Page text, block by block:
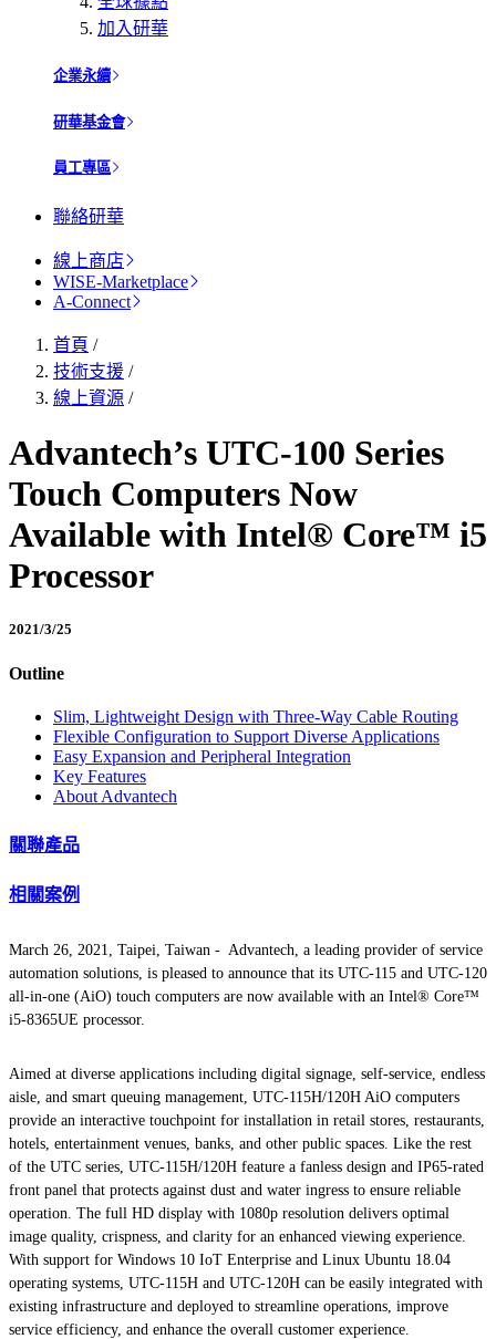
加入研華
企業永續
研華基金會
員工專區
聯絡研華
線上商店
WISE-Marketplace
A-Connect
首頁 /
技術支援 /
線上資源 /
Advantech’s UTC-100 Series
Touch Computers Now
Available with Intel® Core™ i5
Processor
2021/3/25
Outline
Slim, Lightweight Design with Three-Way Cable Routing
Flexible Configuration to Support Diverse Applications
Easy Expansion and Peripheral Integration
Key Features
About Advantech
關聯產品
相關案例
March 26, 2021, Taipei, Taiwan - Advantech, a leading provider of service
automation solutions, is pleased to announce that its UTC-115 and UTC-120
all-in-one (AiO) touch computers are now available with an Intel® Core™
i5-8365UE processor.
Aimed at diverse applications including digital signage, self-service, endless
aisle, and smart queuing management, UTC-115H/120H AiO computers
provide an interactive touchpoint for installation in retail stores, restaurants,
hotels, entertainment venues, banks, and other public spaces. Like the rest
of the UTC series, UTC-115H/120H feature a fanless design and IP65-rated
front panel that protects against dust and water ingress to ensure reliable
operation. The full HD display with 1080p resolution delivers optimal
image quality, crispness, and clarity for an enhanced viewing experience.
With support for Windows 10 IoT Enterprise and Linux Ubuntu 18.04
operating systems, UTC-115H and UTC-120H can be easily integrated with
existing infrastructure and deployed to streamline operations, improve
service efficiency, and enhance the overall customer experience.